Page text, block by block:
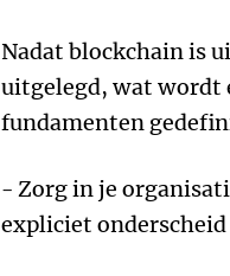
Nadat blockchain is
uitgelegd, wat wordt
fundamenten
- Zorg in je
expliciet